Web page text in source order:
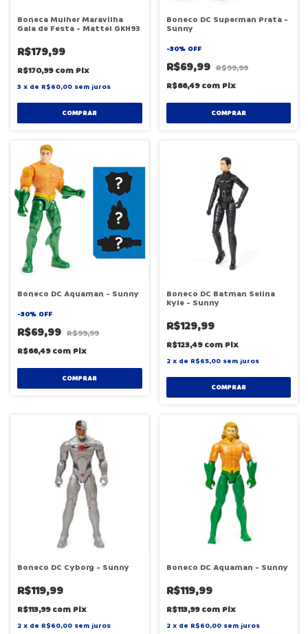
Boneca Mulher Maravilha
Gala de Festa - Mattel GKH93
R$179,99
R$170,99com Pix
3 x de R$60,00 sem juros
COMPRAR
Boneco DC Superman Prata -
Sunny
-30% OFF
R$69,99 R$99,99
R$66,49com Pix
COMPRAR
Boneco DC Aquaman - Sunny
-30% OFF
R$69,99 R$99,99
R$66,49com Pix
COMPRAR
Boneco DC Batman Selina
Kyle - Sunny
R$129,99
R$123,49com Pix
2 x de R$65,00 sem juros
COMPRAR
Boneco DC Cyborg - Sunny
R$119,99
R$113,99com Pix
2 x de R$60,00 sem juros
Boneco DC Aquaman - Sunny
R$119,99
R$113,99com Pix
2 x de R$60,00 sem juros